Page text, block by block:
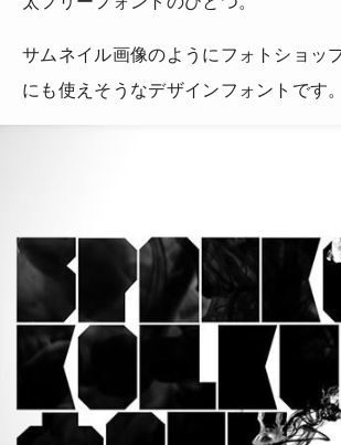
サムネイル画像のようにフォトショッ
にも使えそうなデザインフォントです。